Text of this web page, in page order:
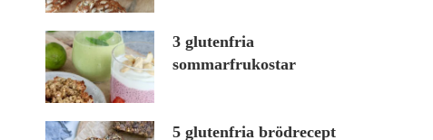
3 glutenfria
sommarfrukostar
5 glutenfria brödrecept